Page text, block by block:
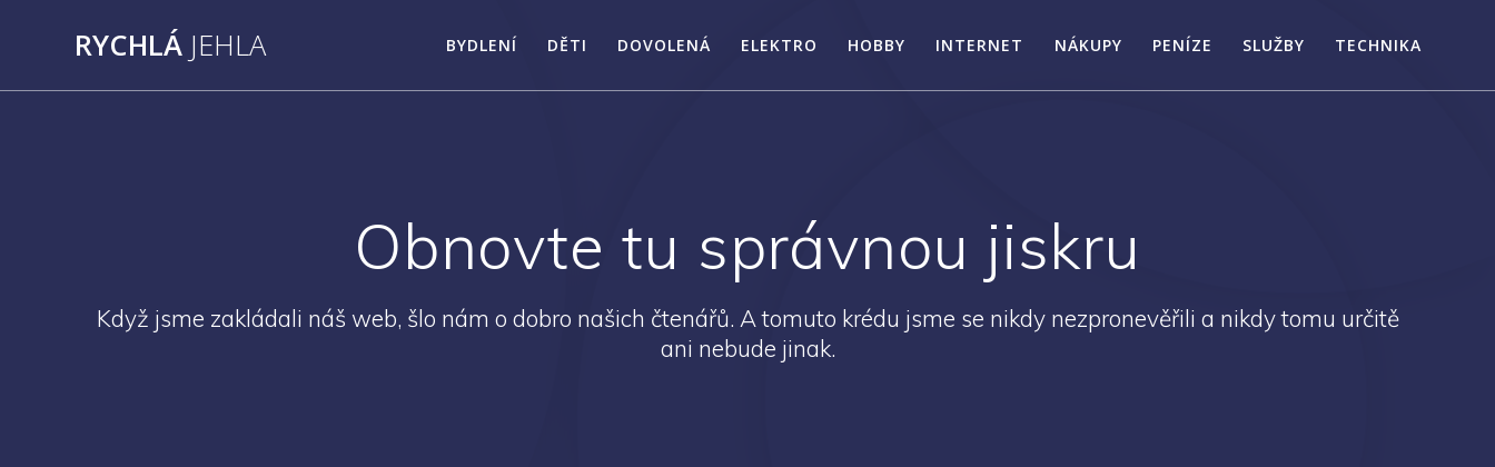
RYCHLÁ JEHLA BYDLENÍ DĚTI DOVOLENÁ ELEKTRO HOBBY INTERNET NÁKUPY PENÍZE SLUŽBY TECHNIKA
Obnovte tu správnou jiskru
Když jsme zakládali náš web, šlo nám o dobro našich čtenářů. A tomuto krédu jsme se nikdy nezpronevěřili a nikdy tomu určitě
ani nebude jinak.